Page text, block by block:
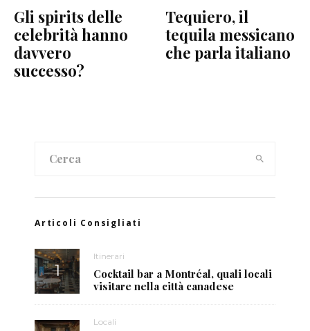
Gli spirits delle
celebrità hanno
davvero
successo?
Tequiero, il
tequila messicano
che parla italiano
Articoli Consigliati
Itinerari
Cocktail bar a Montréal, quali locali
visitare nella città canadese
Locali